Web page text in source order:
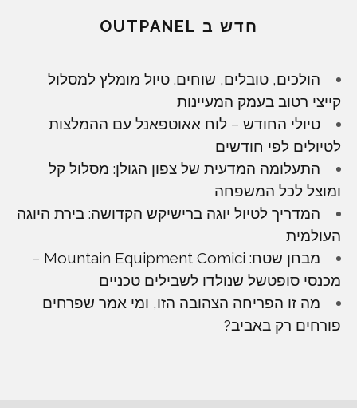
חדש ב OUTPANEL
הולכים, טובלים, שוחים. טיול מומלץ למסלול
קייצי רטוב בעמק המעיינות
טיולי החודש – לוח אאוטפאנל עם ההמלצות
לטיולים לפי חודשים
התעלומה המדעית של צפון הגולן: מסלול קל
ומוצל לכל המשפחה
המדריך לטיול יוגה ברישיקש הקדושה: בירת היוגה
העולמית
מבחן שטח: Mountain Equipment Comici –
מכנסי סופטשל שנולדו לשבילים טכניים
מה זו הפריחה הצהובה הזו, ומי אמר שפרחים
פורחים רק באביב?